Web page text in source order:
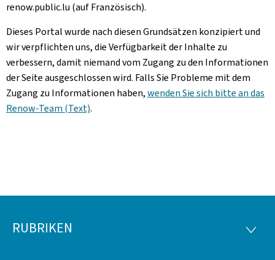
renow.public.lu (auf Französisch).
Dieses Portal wurde nach diesen Grundsätzen konzipiert und
wir verpflichten uns, die Verfügbarkeit der Inhalte zu
verbessern, damit niemand vom Zugang zu den Informationen
der Seite ausgeschlossen wird. Falls Sie Probleme mit dem
Zugang zu Informationen haben,wenden Sie sich bitte an das
Renow-Team (Text).
Footer
RUBRIKEN